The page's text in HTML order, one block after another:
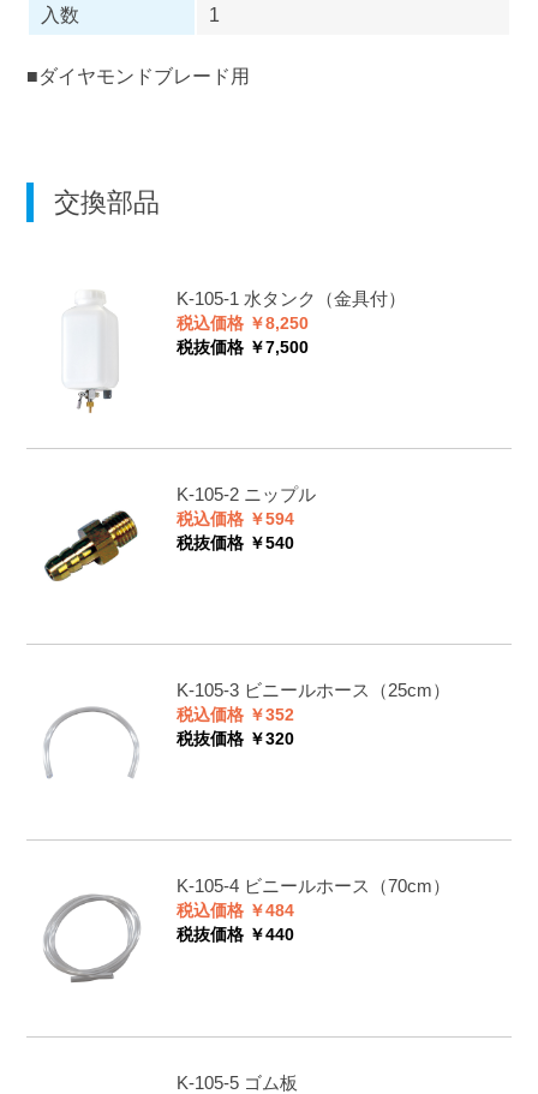
入数
1
■ダイヤモンドブレード用
交換部品
K-105-1 水タンク（金具付）
税込価格 ￥8,250
税抜価格 ￥7,500
K-105-2 ニップル
税込価格 ￥594
税抜価格 ￥540
K-105-3 ビニールホース（25cm）
税込価格 ￥352
税抜価格 ￥320
K-105-4 ビニールホース（70cm）
税込価格 ￥484
税抜価格 ￥440
K-105-5 ゴム板